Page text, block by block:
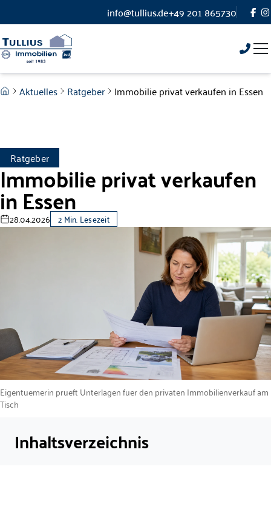
Zum Hauptinhalt springen
Zum Fuß springen
info@tullius.de+49 201 865730
Aktuelles Ratgeber Immobilie privat verkaufen in Essen
Ratgeber
Immobilie privat verkaufen
in Essen
28.04.2026 2 Min. Lesezeit
Eigentuemerin prueft Unterlagen fuer den privaten Immobilienverkauf am
Tisch
Inhaltsverzeichnis